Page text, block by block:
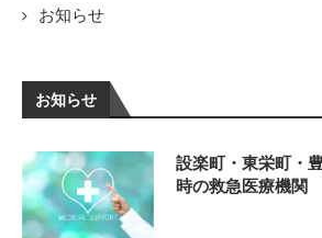
お知らせ
お知らせ
設楽町・東栄町・
時の救急医療機関